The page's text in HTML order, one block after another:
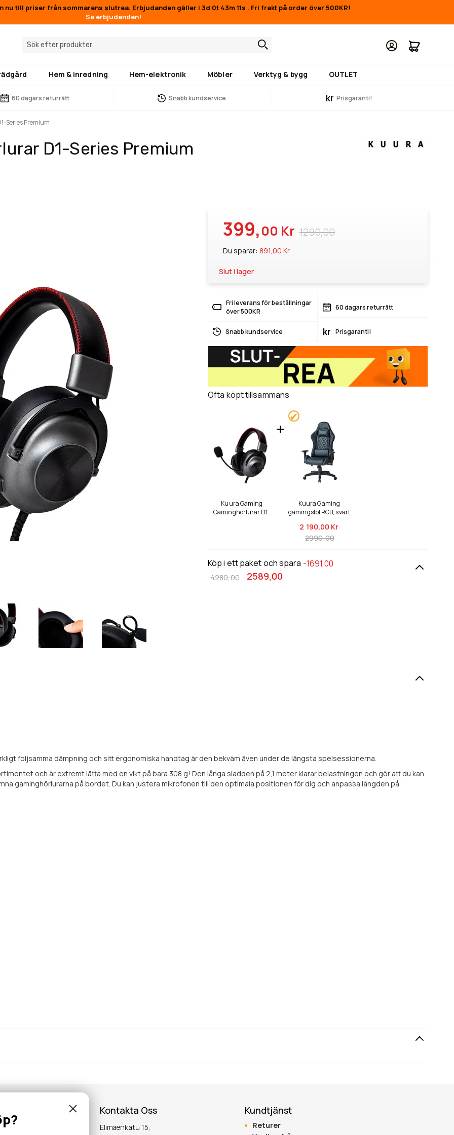
nu till priser från sommarens slutrea. Erbjudanden gäller i 3d 0t 43m 10s.Fri frakt på order över 500KR!
Se erbjudanden!
Min
Hem & inredning Hem-elektronik Möbler Verktyg & bygg OUTLET
60 dagars returrätt Snabb kundservice kr Prisgaranti!
Series Premium
D1-Series Premium
1290,00
399,00 Kr
Du sparar: 891,00 Kr
Slut i lager
Fri leverans för beställningar
över 500KR
60 dagars returrätt
Snabb kundservice kr Prisgaranti!
Ofta köpt tillsammans
Kuura Gaming
Gaminghörlurar D1-
Kuura Gaming
gamingstol RGB, svart
2 190,00 Kr
2990,00
Köp i ett paket och spara -1691,00
2589,00
4280,00
följsamma dämpning och sitt ergonomiska handtag är den bekväm även under de längsta spelsessionerna.
och är extremt lätta med en vikt på bara 308 g! Den långa sladden på 2,1 meter klarar belastningen och gör att du kan
gaminghörlurarna på bordet. Du kan justera mikrofonen till den optimala positionen för dig och anpassa längden på
Kontakta Oss
Elimäenkatu 15,
Kundtjänst
Returer